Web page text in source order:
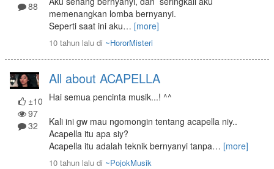
88
memenangkan lomba bernyanyi.
Seperti saat ini aku… [more]
10 tahun laludi ~HororMisteri
±10
97
32
All about ACAPELLA
Hai semua pencinta musik...! ^^
Kali ini gw mau ngomongin tentang acapella niy..
Acapella itu apa siy?
Acapella itu adalah teknik bernyanyi tanpa… [more]
10 tahun laludi ~PojokMusik